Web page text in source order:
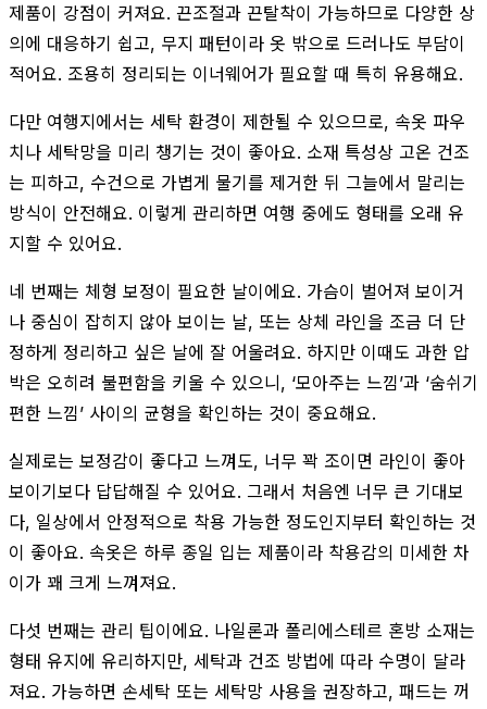
제품이 강점이 커져요. 끈조절과 끈탈착이 가능하므로 다양한 상
의에 대응하기 쉽고, 무지 패턴이라 옷 밖으로 드러나도 부담이
적어요. 조용히 정리되는 이너웨어가 필요할 때 특히 유용해요.
다만 여행지에서는 세탁 환경이 제한될 수 있으므로, 속옷 파우
치나 세탁망을 미리 챙기는 것이 좋아요. 소재 특성상 고온 건조
는 피하고, 수건으로 가볍게 물기를 제거한 뒤 그늘에서 말리는
방식이 안전해요. 이렇게 관리하면 여행 중에도 형태를 오래 유
지할 수 있어요.
네 번째는 체형 보정이 필요한 날이에요. 가슴이 벌어져 보이거
나 중심이 잡히지 않아 보이는 날, 또는 상체 라인을 조금 더 단
정하게 정리하고 싶은 날에 잘 어울려요. 하지만 이때도 과한 압
박은 오히려 불편함을 키울 수 있으니, ‘모아주는 느낌’과 ‘숨쉬기
편한 느낌’ 사이의 균형을 확인하는 것이 중요해요.
실제로는 보정감이 좋다고 느껴도, 너무 꽉 조이면 라인이 좋아
보이기보다 답답해질 수 있어요. 그래서 처음엔 너무 큰 기대보
다, 일상에서 안정적으로 착용 가능한 정도인지부터 확인하는 것
이 좋아요. 속옷은 하루 종일 입는 제품이라 착용감의 미세한 차
이가 꽤 크게 느껴져요.
다섯 번째는 관리 팁이에요. 나일론과 폴리에스테르 혼방 소재는
형태 유지에 유리하지만, 세탁과 건조 방법에 따라 수명이 달라
져요. 가능하면 손세탁 또는 세탁망 사용을 권장하고, 패드는 꺼